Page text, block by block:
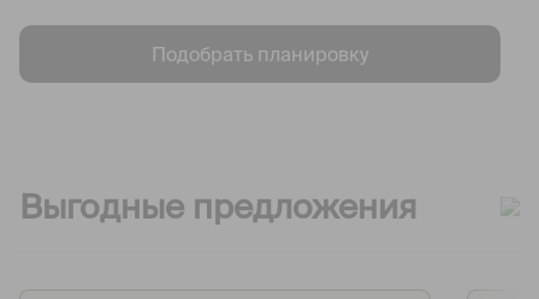
Подобрать планировку
Выгодные предложения